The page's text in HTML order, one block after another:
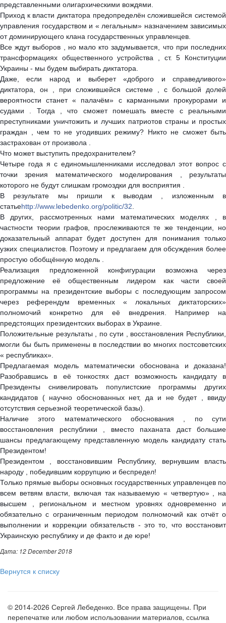
представленными олигархическими вождями.
Приход к власти диктатора предопределён сложившейся системой
управления государством и « легальным» назначением зависимых
от доминирующего клана государственных управленцев.
Все ждут выборов , но мало кто задумывается, что при последних
трансформациях общественного устройства , ст. 5 Конституции
Украины - мы будем выбирать диктатора.
Даже, если народ и выберет «доброго и справедливого»
диктатора, он , при сложившейся системе , с большой долей
вероятности станет « палачём» с карманными прокурорами и
судами . Тогда , что сможет помешать вместе с реальными
преступниками уничтожить и лучших патриотов страны и простых
граждан , чем то не угодивших режиму? Никто не сможет быть
застрахован от произвола .
Что может выступить предохранителем?
Четыре года я с единомышленниками исследовал этот вопрос с
точки зрения математического моделирования , результаты
которого не будут слишкам громоздки для восприятия .
В результате мы пришли к выводам , изложенным в
статьеhttp://www.lebedenko.org/politic/32
В других, рассмотренных нами математических моделях , в
частности теории графов, прослеживаются те же тенденции, но
доказательный аппарат будет доступен для понимания только
узких специалистов. Поэтому и предлагаем для обсуждения более
простую обобщённую модель .
Реализация предложенной конфигурации возможна через
предложение её общественным лидером как части своей
программы на президентские выборы с последующим запросом
через референдум временных « локальных диктаторских»
полномочий конкретно для её внедрения. Например на
предстоящих президентских выборах в Украине.
Положительные результаты , по сути , восстановления Республики,
могли бы быть применены в последствии во многих постсоветских
« республиках».
Предлагаемая модель математически обоснована и доказана!
Разобравшись в её тонкостях даст возможность кандидату в
Президенты снивелировать популистские программы других
кандидатов ( научно обоснованных нет, да и не будет , ввиду
отсутствия серьезной теоретической базы).
Наличие этого математического обоснования , по сути
восстановления республики , вместо паханата даст большие
шансы предлагающему представленную модель кандидату стать
Президентом!
Президентом , восстановившим Республику, вернувшим власть
народу , победившим коррупцию и беспредел!
Только прямые выборы основных государственных управленцев по
всем ветвям власти, включая так называемую « четвертую» , на
высшем , региональном и местном уровнях одновременно и
обязательно с ограниченным периодом полномочий как отчёт о
выполнении и коррекции обязательств - это то, что восстановит
Украинскую республику и де факто и де юре!
Дата: 12 December 2018
Вернутся к списку
© 2014-2026 Сергей Лебеденко. Все права защищены. При
перепечатке или любом использовании материалов, ссылка